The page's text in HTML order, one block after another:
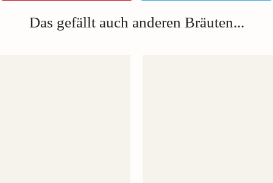
Das gefällt auch anderen Bräuten...